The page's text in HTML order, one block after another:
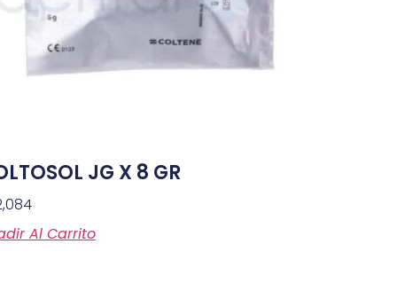
JG X 8 GR
Al Carrito